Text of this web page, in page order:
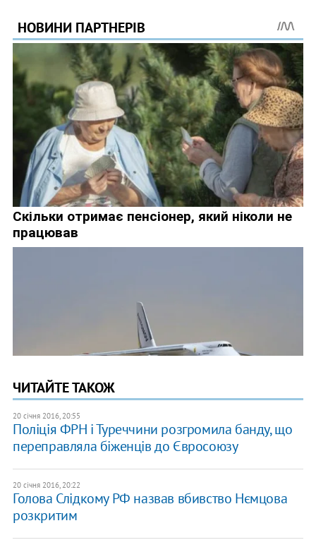
ЧИТАЙТЕ ТАКОЖ
20 січня 2016, 20:55
Поліція ФРН і Туреччини розгромила банду, що
переправляла біженців до Євросоюзу
20 січня 2016, 20:22
Голова Слідкому РФ назвав вбивство Нємцова
розкритим